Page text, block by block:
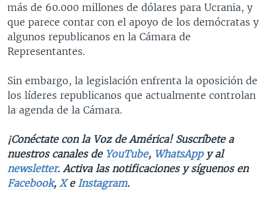
más de 60.000 millones de dólares para Ucrania, y
que parece contar con el apoyo de los demócratas y
algunos republicanos en la Cámara de
Representantes.
Sin embargo, la legislación enfrenta la oposición de
los líderes republicanos que actualmente controlan
la agenda de la Cámara.
¡Conéctate con la Voz de América! Suscríbete a
nuestros canales deYouTube, WhatsAppy al
newsletter. Activa las notificaciones y síguenos en
Facebook, Xe Instagram.